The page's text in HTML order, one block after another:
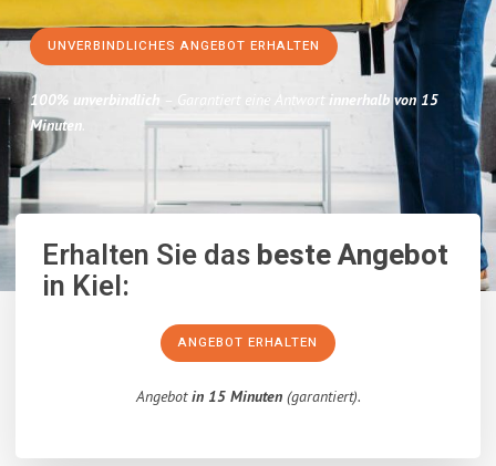
UNVERBINDLICHES ANGEBOT ERHALTEN
100% unverbindlich – Garantiert eine Antwort innerhalb von 15
Minuten.
Erhalten Sie dasbeste Angebot
in Kiel:
ANGEBOT ERHALTEN
Angebotin 15 Minuten(garantiert).